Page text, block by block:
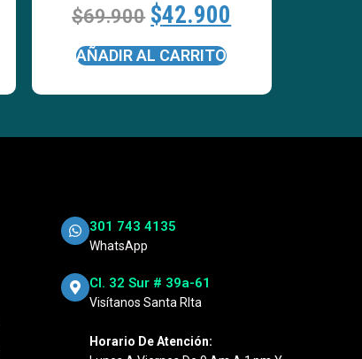
$69.900 $42.900
AÑADIR AL CARRITO
301 743 4135
WhatsApp
Cl. 32 Sur # 39a-61
Visítanos Santa RIta
Horario De Atención: